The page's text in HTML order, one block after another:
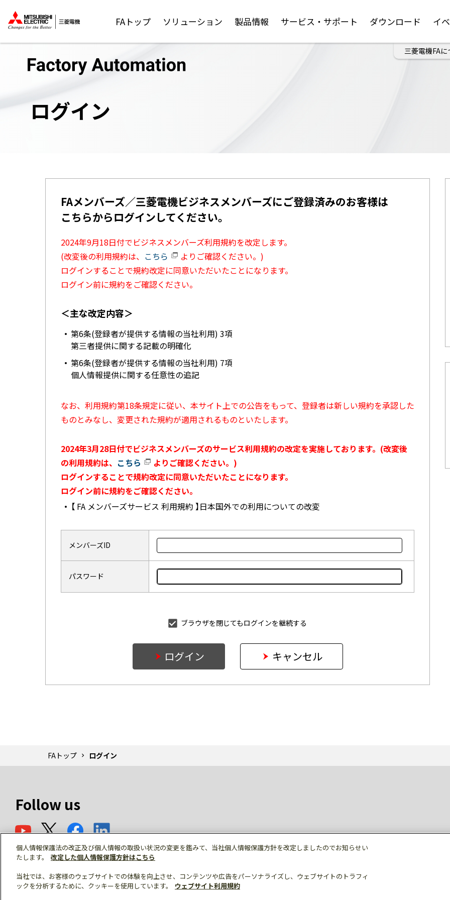
FAトップ ソリューション 製品情報 サービス・サポート ダウンロード イ
三菱電機FAに
ログイン
FAメンバーズ／三菱電機ビジネスメンバーズにご登録済みのお客様は
こちらからログインしてください。
2024年9月18日付でビジネスメンバーズ利用規約を改定します。
(改変後の利用規約は、 こちら
よりご確認ください。)
ログインすることで規約改定に同意いただいたことになります。
ログイン前に規約をご確認ください。
＜主な改定内容＞
第6条(登録者が提供する情報の当社利用) 3項
第三者提供に関する記載の明確化
第6条(登録者が提供する情報の当社利用) 7項
個人情報提供に関する任意性の追記
なお、利用規約第18条規定に従い、本サイト上での公告をもって、登録者は新しい規約を承認した
ものとみなし、変更された規約が適用されるものといたします。
2024年3月28日付でビジネスメンバーズのサービス利用規約の改定を実施しております。(改変後
の利用規約は、 こちら
よりご確認ください。)
ログインすることで規約改定に同意いただいたことになります。
ログイン前に規約をご確認ください。
【 FA メンバーズサービス 利用規約 】日本国外での利用についての改変
メンバーズID
パスワード
ブラウザを閉じてもログインを継続する
ログイン キャンセル
FAトップ ログイン
Follow us
© Mitsubishi Electric Corporation
個人情報保護法の改正及び個人情報の取扱い状況の変更を鑑みて、当社個人情報保護方針を改定しましたのでお知らせい
たします。
改定した個人情報保護方針はこちら
当社では、お客様のウェブサイトでの体験を向上させ、コンテンツや広告をパーソナライズし、ウェブサイトのトラフィ
ックを分析するために、クッキーを使用しています。
ウェブサイト利用規約